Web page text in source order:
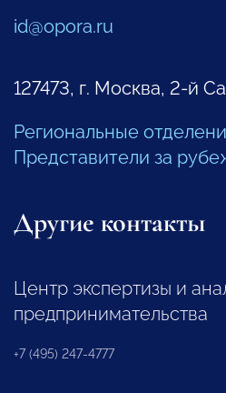
id@opora.ru
127473, г. Москва, 2-й
Региональные
Представители за
Другие контакты
Центр экспертизы и
предпринимательства
+7 (495) 247-4777